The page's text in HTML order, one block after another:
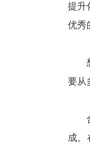
提升
优秀
想
要从
合
成。